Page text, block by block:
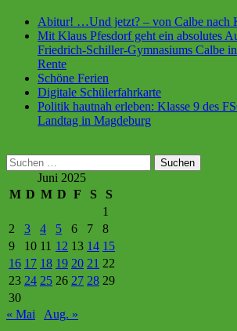
Abitur! …Und jetzt? – von Calbe nach
Mit Klaus Pfesdorf geht ein absolutes
Friedrich-Schiller-Gymnasiums Calbe
Rente
Schöne Ferien
Digitale Schülerfahrkarte
Politik hautnah erleben: Klasse 9 des
Landtag in Magdeburg
Suchen
nach: Juni 2025
M D M D F S
S
1
2
3 4 5 6 7
8
9
10 11 12 13 14 15
16 17 18 19 20 21 22
23 24 25 26 27 28 29
30
« Mai
Aug. »